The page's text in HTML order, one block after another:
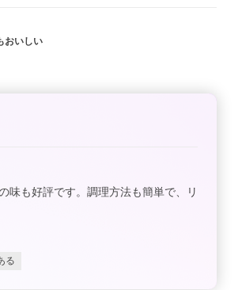
おいしい
味も好評です。調理方法も簡単で、リ
る